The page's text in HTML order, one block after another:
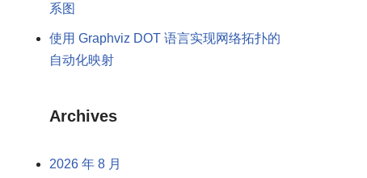
系图
使用 Graphviz DOT 语言实现网络拓扑的
自动化映射
Archives
2026 年 8 月